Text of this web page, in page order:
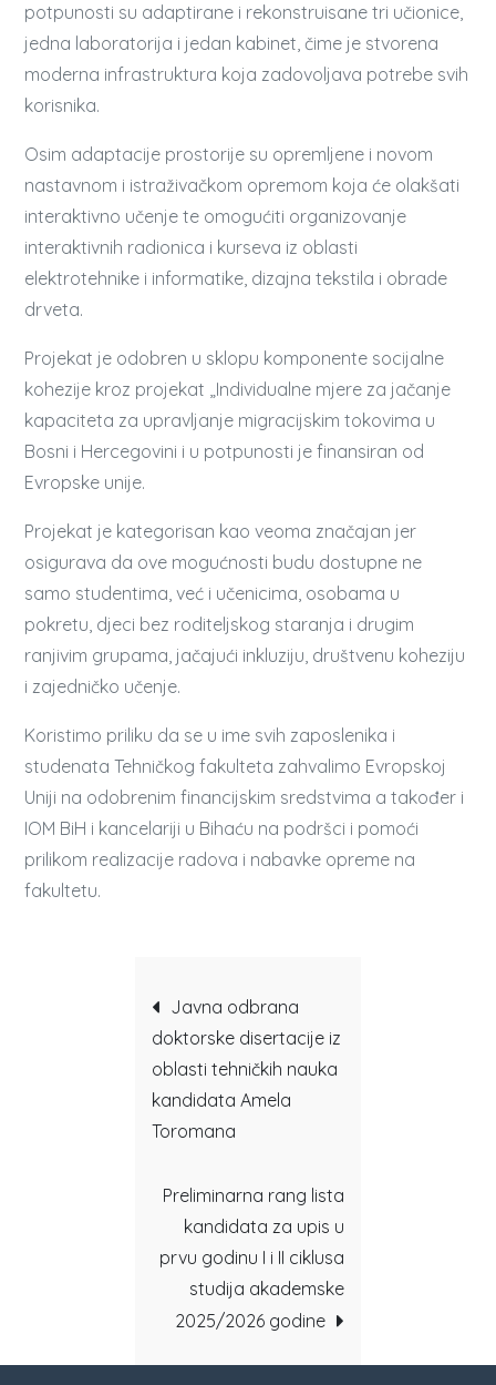
potpunosti su adaptirane i rekonstruisane tri učionice,
jedna laboratorija i jedan kabinet, čime je stvorena
moderna infrastruktura koja zadovoljava potrebe svih
korisnika.
Osim adaptacije prostorije su opremljene i novom
nastavnom i istraživačkom opremom koja će olakšati
interaktivno učenje te omogućiti organizovanje
interaktivnih radionica i kurseva iz oblasti
elektrotehnike i informatike, dizajna tekstila i obrade
drveta.
Projekat je odobren u sklopu komponente socijalne
kohezije kroz projekat „Individualne mjere za jačanje
kapaciteta za upravljanje migracijskim tokovima u
Bosni i Hercegovini i u potpunosti je finansiran od
Evropske unije.
Projekat je kategorisan kao veoma značajan jer
osigurava da ove mogućnosti budu dostupne ne
samo studentima, već i učenicima, osobama u
pokretu, djeci bez roditeljskog staranja i drugim
ranjivim grupama, jačajući inkluziju, društvenu koheziju
i zajedničko učenje.
Koristimo priliku da se u ime svih zaposlenika i
studenata Tehničkog fakulteta zahvalimo Evropskoj
Uniji na odobrenim financijskim sredstvima a također i
IOM BiH i kancelariji u Bihaću na podršci i pomoći
prilikom realizacije radova i nabavke opreme na
fakultetu.
Post
navigation
Javna odbrana
doktorske disertacije iz
oblasti tehničkih nauka
kandidata Amela
Toromana
Preliminarna rang lista
kandidata za upis u
prvu godinu I i II ciklusa
studija akademske
2025/2026 godine